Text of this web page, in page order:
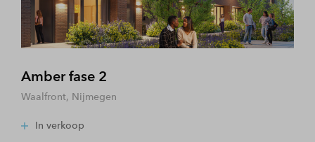
Amber fase 2
Waalfront, Nijmegen
In verkoop